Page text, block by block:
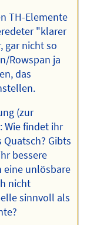
TH-Elemente
"klarer
gar nicht so
Rowspan ja
das
(zur
Wie findet ihr
Gibts
bessere
eine unlösbare
nicht
sinnvoll als